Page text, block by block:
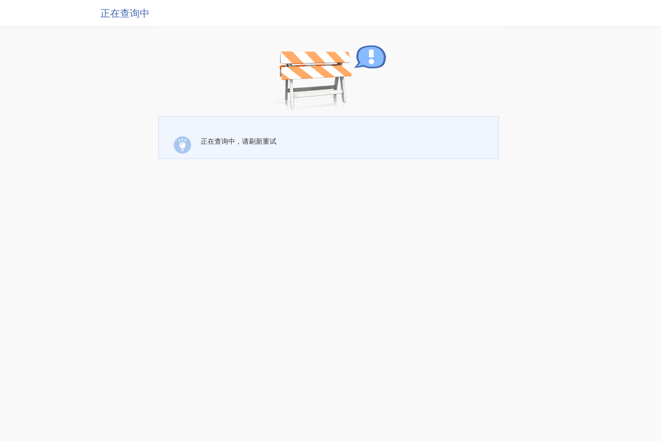
正在查询中
正在查询中，请刷新重试